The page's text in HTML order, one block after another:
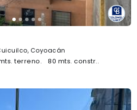
Coyoacán
terreno. 80 mts. constr..